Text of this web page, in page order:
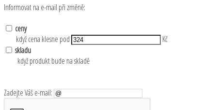
Informovat na e-mail při změně:
ceny
když cena klesne pod
Kč
skladu
když produkt bude na skladě
Zadejte Váš e-mail: